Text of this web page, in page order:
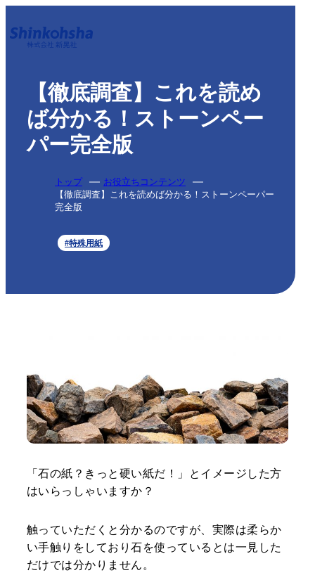
【徹底調査】これを読め
ば分かる！ストーンペー
パー完全版
トップ
お役立ちコンテンツ
【徹底調査】これを読めば分かる！ストーンペーパー
完全版
#特殊用紙
「石の紙？きっと硬い紙だ！」とイメージした方
はいらっしゃいますか？
触っていただくと分かるのですが、実際は柔らか
い手触りをしており石を使っているとは一見した
だけでは分かりません。